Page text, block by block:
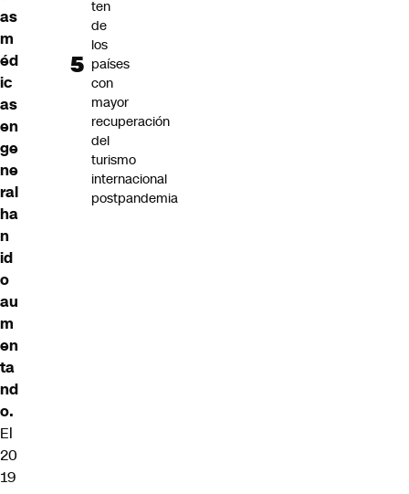
as
m
éd
ic
as
en
ge
ne
ral
ha
n
id
o
au
m
en
ta
nd
o.
El
20
19
ten
de
los
países
con
mayor
recuperación
del
turismo
internacional
postpandemia